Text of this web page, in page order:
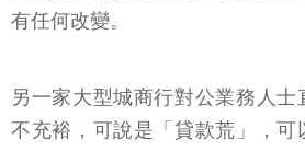
有任何改變。
另一家大型城商行對公業務人士
不充裕，可說是「貸款荒」，可